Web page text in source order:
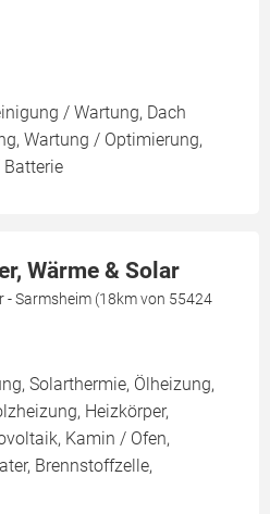
/ Wartung, Dach
Wartung / Optimierung,
Wärme & Solar
- Sarmsheim (18km von 55424
Solarthermie, Ölheizung,
Heizkörper,
Kamin / Ofen,
Brennstoffzelle,